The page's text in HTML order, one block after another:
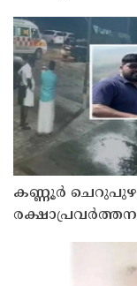
കണ്ണൂർ